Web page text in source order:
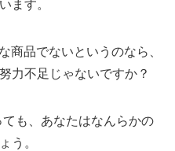
ます。
品でないというのなら、
力不足じゃないですか？
も、あなたはなんらかの
う。